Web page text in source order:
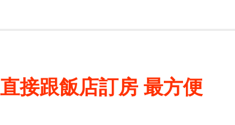
直接跟飯店訂房 最方便